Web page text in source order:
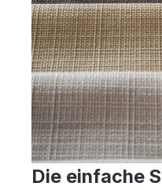
Die einfache